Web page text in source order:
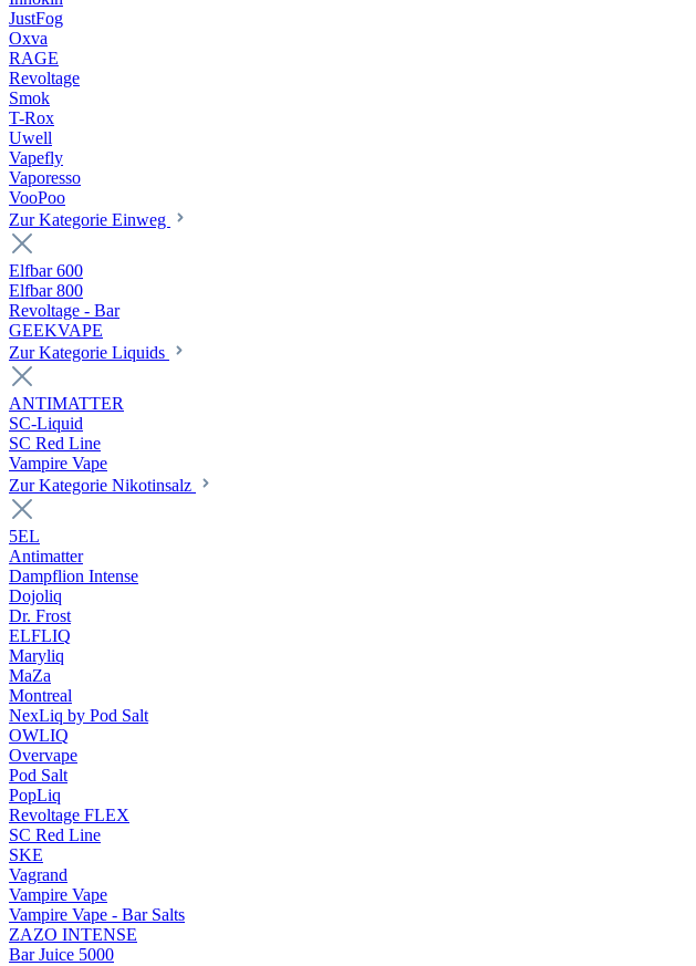
JustFog
Oxva
RAGE
Revoltage
Smok
T-Rox
Uwell
Vapefly
Vaporesso
VooPoo
Zur Kategorie Einweg
Elfbar 600
Elfbar 800
Revoltage - Bar
GEEKVAPE
Zur Kategorie Liquids
ANTIMATTER
SC-Liquid
SC Red Line
Vampire Vape
Zur Kategorie Nikotinsalz
5EL
Antimatter
Dampflion Intense
Dojoliq
Dr. Frost
ELFLIQ
Maryliq
MaZa
Montreal
NexLiq by Pod Salt
OWLIQ
Overvape
Pod Salt
PopLiq
Revoltage FLEX
SC Red Line
SKE
Vagrand
Vampire Vape
Vampire Vape - Bar Salts
ZAZO INTENSE
Bar Juice 5000